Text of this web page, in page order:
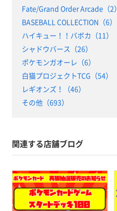
Fate/Grand Order Arcade（2）
BASEBALL COLLECTION（6）
ハイキュー！！バボカ（11）
シャドウバース（26）
ポケモンガオーレ（6）
白猫プロジェクトTCG（54）
レギオンズ！（46）
その他（693）
関連する店舗ブログ